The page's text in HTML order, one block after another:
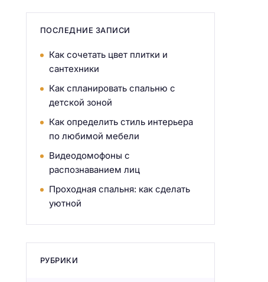
ПОСЛЕДНИЕ ЗАПИСИ
Как сочетать цвет плитки и
сантехники
Как спланировать спальню с
детской зоной
Как определить стиль интерьера
по любимой мебели
Видеодомофоны с
распознаванием лиц
Проходная спальня: как сделать
уютной
РУБРИКИ